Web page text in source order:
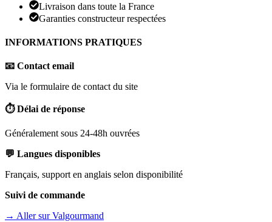
Livraison dans toute la France
Garanties constructeur respectées
INFORMATIONS PRATIQUES
📧 Contact email
Via le formulaire de contact du site
⏱️ Délai de réponse
Généralement sous 24-48h ouvrées
💬 Langues disponibles
Français, support en anglais selon disponibilité
Suivi de commande
→ Aller surValgourmand